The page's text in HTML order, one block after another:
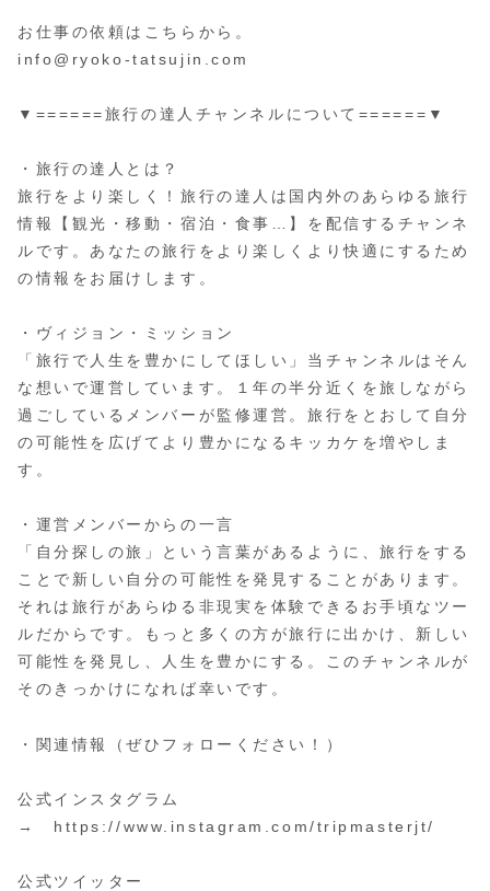
お仕事の依頼はこちらから。
info@ryoko-tatsujin.com
▼======旅行の達人チャンネルについて======▼
・旅行の達人とは？
旅行をより楽しく！旅行の達人は国内外のあらゆる旅行
情報【観光・移動・宿泊・食事…】を配信するチャンネ
ルです。あなたの旅行をより楽しくより快適にするため
の情報をお届けします。
・ヴィジョン・ミッション
「旅行で人生を豊かにしてほしい」当チャンネルはそん
な想いで運営しています。１年の半分近くを旅しながら
過ごしているメンバーが監修運営。旅行をとおして自分
の可能性を広げてより豊かになるキッカケを増やしま
す。
・運営メンバーからの一言
「自分探しの旅」という言葉があるように、旅行をする
ことで新しい自分の可能性を発見することがあります。
それは旅行があらゆる非現実を体験できるお手頃なツー
ルだからです。もっと多くの方が旅行に出かけ、新しい
可能性を発見し、人生を豊かにする。このチャンネルが
そのきっかけになれば幸いです。
・関連情報（ぜひフォローください！）
公式インスタグラム
→ https://www.instagram.com/tripmasterjt/
公式ツイッター